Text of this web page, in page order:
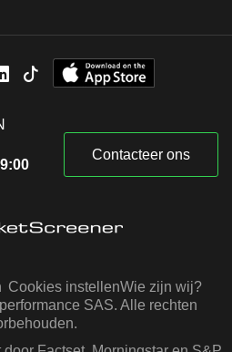
Contacteer ons
Cookies instellenWie zijn wij?
SAS. Alle rechten